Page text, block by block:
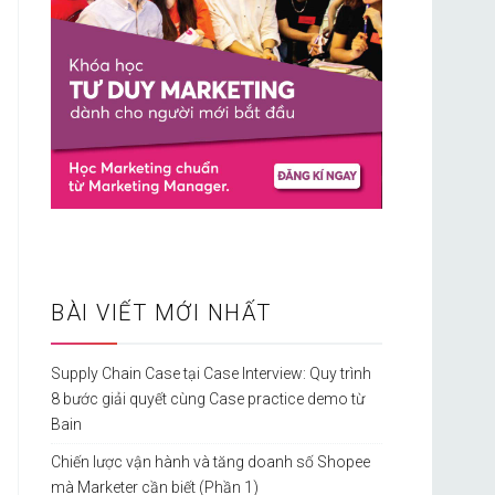
BÀI VIẾT MỚI NHẤT
Supply Chain Case tại Case Interview: Quy trình
8 bước giải quyết cùng Case practice demo từ
Bain
Chiến lược vận hành và tăng doanh số Shopee
mà Marketer cần biết (Phần 1)